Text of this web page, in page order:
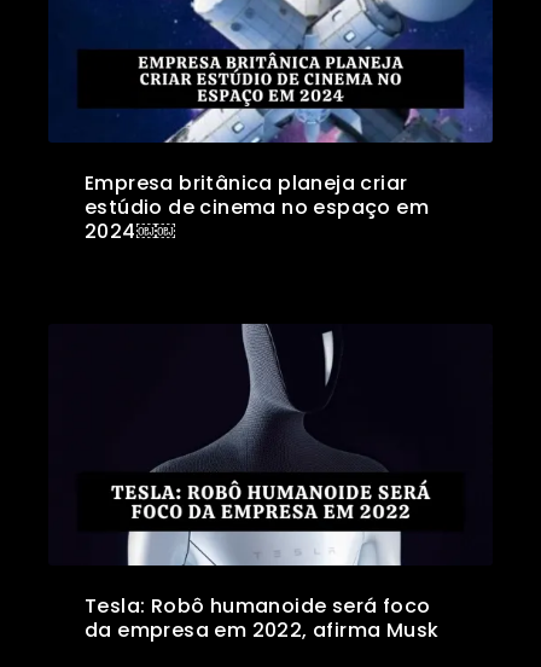
Empresa britânica planeja criar
estúdio de cinema no espaço em
2024￼￼
Tesla: Robô humanoide será foco
da empresa em 2022, afirma Musk